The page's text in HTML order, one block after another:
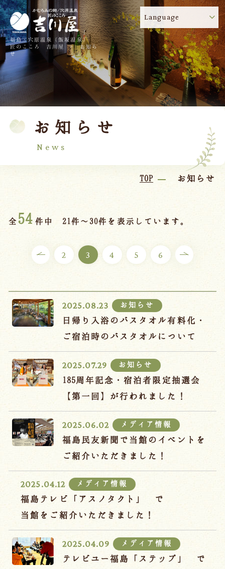
福島・穴原温泉（飯坂温泉）
匠のこころ 吉川屋 - お知ら
せ
Language
お知らせ
News
TOP お知らせ
全54 件中 21件～30件を表示しています。
2 3 4 5 6
2025.08.23 お知らせ
日帰り入浴のバスタオル有料化・
ご宿泊時のバスタオルについて
2025.07.29 お知らせ
185周年記念・宿泊者限定抽選会
【第一回】が行われました！
2025.06.02 メディア情報
福島民友新聞で当館のイベントを
ご紹介いただきました！
2025.04.12 メディア情報
福島テレビ「アスノタクト」 で
当館をご紹介いただきました！
2025.04.09 メディア情報
テレビユー福島「ステップ」 で
! 吉川屋のコロナウイルス感染症対策について
TOP 吉川屋について
温泉 客室
料理
館内
ご宿泊プラン
お部屋からプランを選ぶ
空室カレンダーから選ぶ
会議・団体 吉川屋で過ごす特別な日
お知らせ よくあるご質問
お問い合わせ
予約確認・変更・キャンセル
キャンセルポリシー
オンラインショップ
吉川屋×温泉むすめ
Follow us